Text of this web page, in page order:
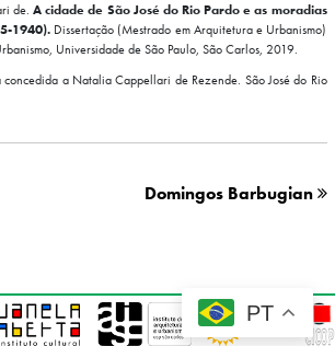
de.A cidade de São José do Rio Pardo e as moradias
1940).Dissertação (Mestrado em Arquitetura e Urbanismo)
Universidade de São Paulo, São Carlos, 2019.
a Natalia Cappellari de Rezende. São José do Rio
Domingos Barbugian
PT